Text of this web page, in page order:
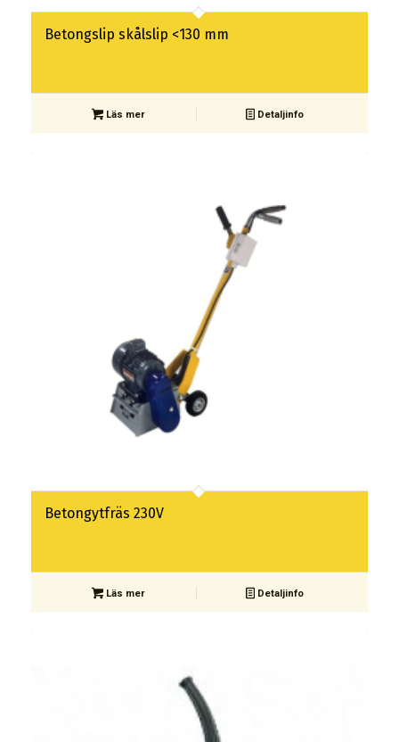
Betongslip skålslip <130 mm
Läs mer Detaljinfo
Betongytfräs 230V
Läs mer Detaljinfo